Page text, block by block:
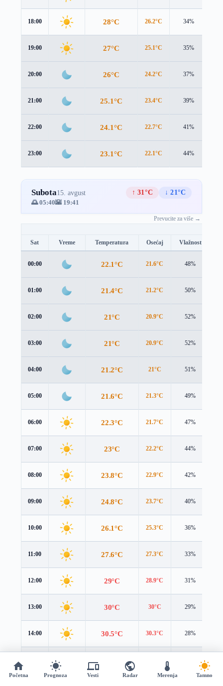
18:00 28°C 26.2°C 34%
19:00 27°C 25.1°C 35%
20:00 26°C 24.2°C 37%
21:00 25.1°C 23.4°C 39%
22:00 24.1°C 22.7°C 41%
23:00 23.1°C 22.1°C 44%
Subota15. avgust ↑ 31°C
↓ 21°C
🌅 05:40🌇 19:41
Prevucite za više →
Sat Vreme Temperatura Osećaj Vlažnost
00:00 22.1°C 21.6°C 48%
01:00 21.4°C 21.2°C 50%
02:00 21°C 20.9°C 52%
03:00 21°C 20.9°C 52%
04:00 21.2°C 21°C 51%
05:00 21.6°C 21.3°C 49%
06:00 22.3°C 21.7°C 47%
07:00 23°C 22.2°C 44%
08:00 23.8°C 22.9°C 42%
09:00 24.8°C 23.7°C 40%
10:00 26.1°C 25.3°C 36%
11:00 27.6°C 27.3°C 33%
12:00 29°C 28.9°C 31%
13:00 30°C 30°C 29%
14:00 30.5°C 30.3°C 28%
Početna Prognoza Vesti Radar Merenja Tamno